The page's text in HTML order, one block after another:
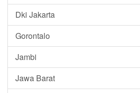
Dki Jakarta
Gorontalo
Jambi
Jawa Barat